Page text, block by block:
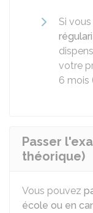
Si
votre
6 mois
Passer
théorique)
Vous pouvez
école ou en